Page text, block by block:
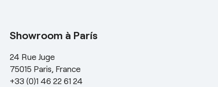
Showroom à París
24 Rue Juge
75015 Paris, France
+33 (0)1 46 22 61 24